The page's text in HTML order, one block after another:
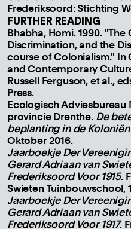
Frederiksoord: Stichting
FURTHER READING
Bhabha, Homi. 1990.
Discrimination, and the
course of Colonialism." In
and Contemporary
Russell Ferguson, et al.,
Press.
Ecologisch
provincie Drenthe. De
beplanting in de
Oktober 2016.
Jaarboekje Der
Gerard Adriaan van
Frederiksoord Voor 1915.
Swieten Tuinbouwschool,
Jaarboekje Der
Gerard Adriaan van
Frederiksoord Voor 1917.